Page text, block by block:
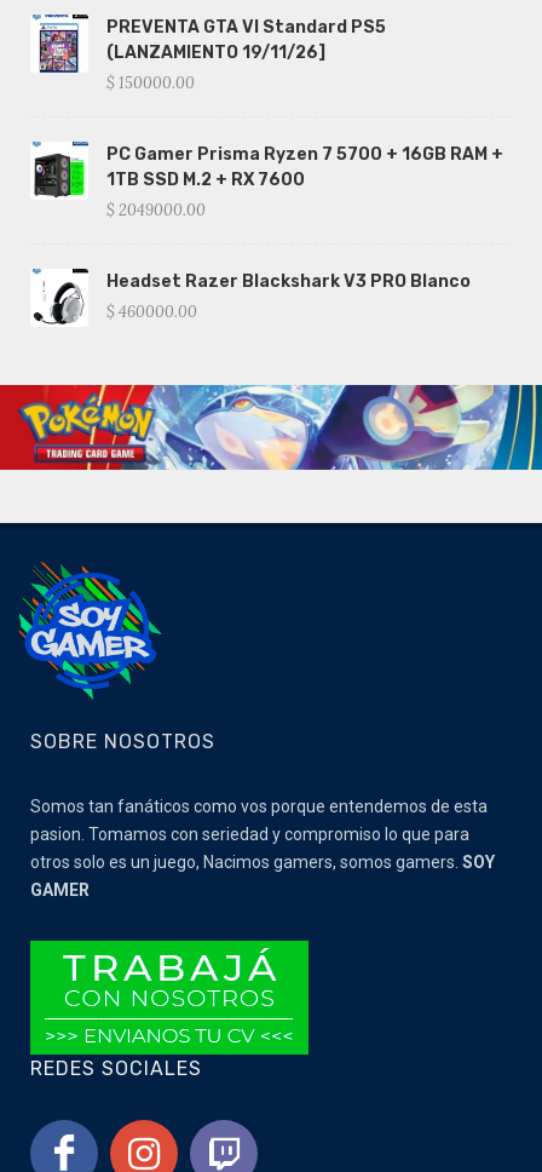
PREVENTA GTA VI Standard PS5
(LANZAMIENTO 19/11/26]
$ 150000.00
PC Gamer Prisma Ryzen 7 5700 + 16GB RAM +
1TB SSD M.2 + RX 7600
$ 2049000.00
Headset Razer Blackshark V3 PRO Blanco
$ 460000.00
SOBRE NOSOTROS
Somos tan fanáticos como vos porque entendemos de esta
pasion. Tomamos con seriedad y compromiso lo que para
otros solo es un juego, Nacimos gamers, somos gamers. SOY
GAMER
REDES SOCIALES